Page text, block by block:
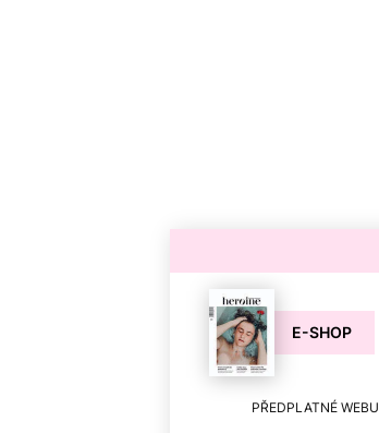
E-SHOP
PŘEDPLATNÉ WEBU